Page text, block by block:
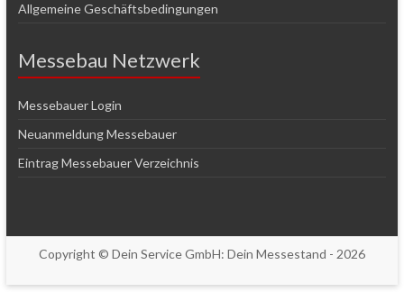
Allgemeine Geschäftsbedingungen
Messebau Netzwerk
Messebauer Login
Neuanmeldung Messebauer
Eintrag Messebauer Verzeichnis
Copyright © Dein Service GmbH: Dein Messestand - 2026